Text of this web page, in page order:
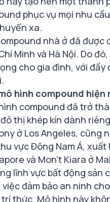
phục vụ mọi nhu
xa.
nhà ở đã
Minh và Hà Nội. Do
cho gia đình, với
hình compound hiện
compound đã trở
thị khép kín dành
ở Los Angeles, cũng
vực Đông Nam Á,
và Mon’t Kiara ở
lĩnh vực bất động sản
đảm bảo an ninh
thức. Mô hình này